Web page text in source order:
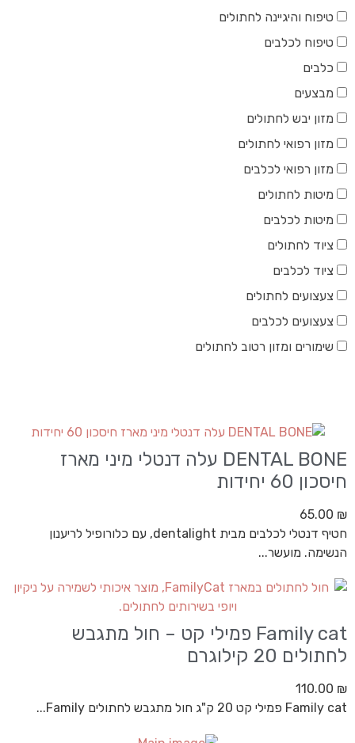
טיפוח והיגיינה לחתולים
טיפוח לכלבים
כלבים
מבצעים
מזון יבש לחתולים
מזון רפואי לחתולים
מזון רפואי לכלבים
מיטות לחתולים
מיטות לכלבים
ציוד לחתולים
ציוד לכלבים
צעצועים לחתולים
צעצועים לכלבים
שימורים ומזון רטוב לחתולים
DENTAL BONE עלה דנטלי מיני מארז
חיסכון 60 יחידות
65.00 ₪
חטיף דנטלי לכלבים מבית dentalight, עם כלורופיל לריענון
הנשימה. מועשר...
Family cat פמילי קט – חול מתגבש
לחתולים 20 קילוגרם
110.00 ₪
Family cat פמילי קט 20 ק"ג חול מתגבש לחתולים Family...